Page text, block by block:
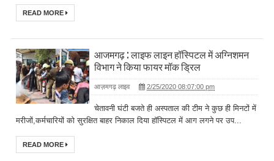
READ MORE
आजमगढ़ : लाइफ लाइन हॉस्पिटल में अग्निशमन
विभाग ने किया फायर मॉक ड्रिल
आज़मगढ़ लाइव 2/25/2020 08:07:00 pm
चेतावनी घंटी बजते ही अस्पताल की टीम ने कुछ ही मिनटों में
मरीजों,कर्मचारियों को सुरक्षित बाहर निकाल दिया हॉस्पिटल में आग लगने पर उप...
READ MORE